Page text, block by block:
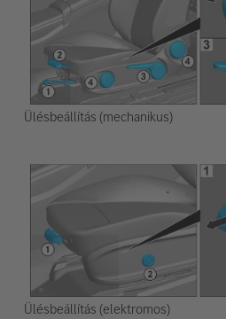
Ülésbeállítás (mechanikus)
Ülésbeállítás (elektromos)